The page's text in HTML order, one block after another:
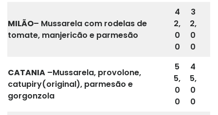
MILÃO– Mussarela com rodelas de
tomate, manjericão e parmesão
4
2,
0
0
3
2,
0
0
CATANIA –Mussarela, provolone,
catupiry(original), parmesão e
gorgonzola
5
5,
0
0
4
5,
0
0